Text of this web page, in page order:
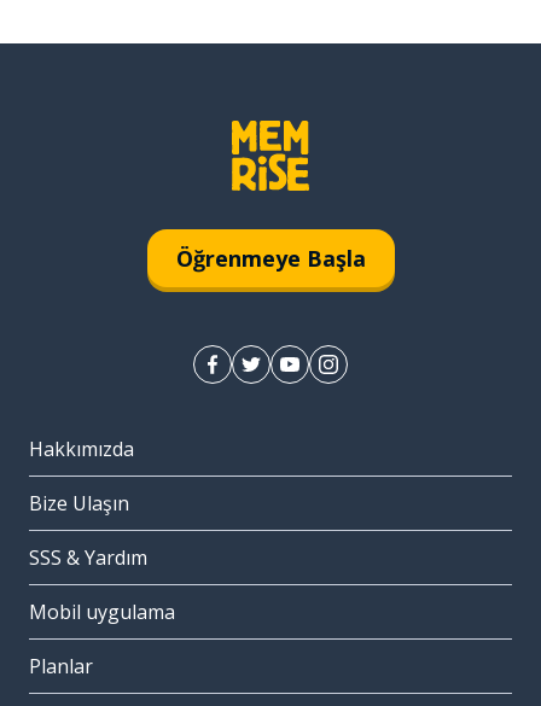
Öğrenmeye Başla
Hakkımızda
Bize Ulaşın
SSS & Yardım
Mobil uygulama
Planlar